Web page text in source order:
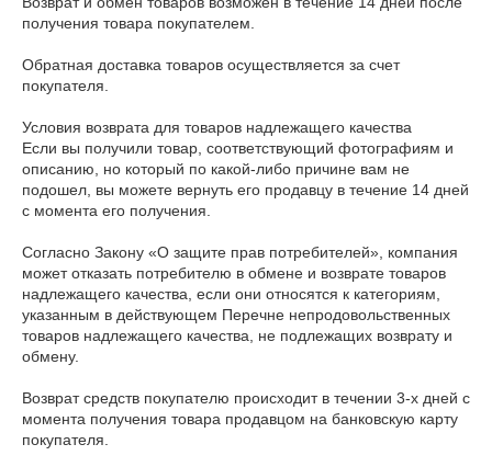
получения товара покупателем.
Обратная доставка товаров осуществляется за счет
покупателя.
Условия возврата для товаров надлежащего качества
Если вы получили товар, соответствующий фотографиям и
описанию, но который по какой-либо причине вам не
подошел, вы можете вернуть его продавцу в течение 14 дней
с момента его получения.
Согласно Закону «О защите прав потребителей», компания
может отказать потребителю в обмене и возврате товаров
надлежащего качества, если они относятся к категориям,
указанным в действующем Перечне непродовольственных
товаров надлежащего качества, не подлежащих возврату и
обмену.
Возврат средств покупателю происходит в течении 3-х дней с
момента получения товара продавцом на банковскую карту
покупателя.